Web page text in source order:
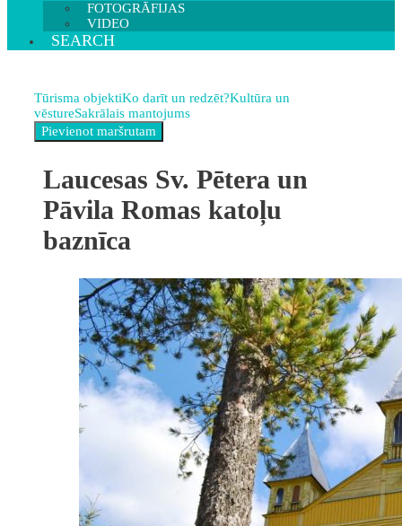
FOTOGRĀFIJAS
VIDEO
SEARCH
Tūrisma objektiKo darīt un redzēt?Kultūra un
vēstureSakrālais mantojums
Laucesas Sv. Pētera un
Pāvila Romas katoļu
baznīca